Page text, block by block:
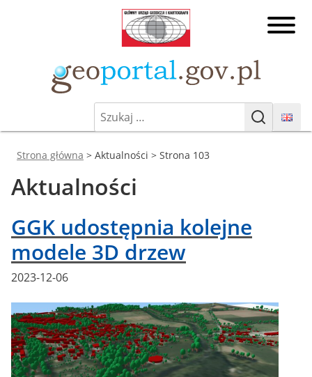
i
Kartografii
Geoportal.gov.pl
Geoportal Infrastruktury
Informacji Przestrzennej
Szukaj:
Szukaj
Jesteś tutaj:
Strona główna > Aktualności > Strona 103
Aktualności
GGK udostępnia kolejne
modele 3D drzew
Posted
2023-12-06